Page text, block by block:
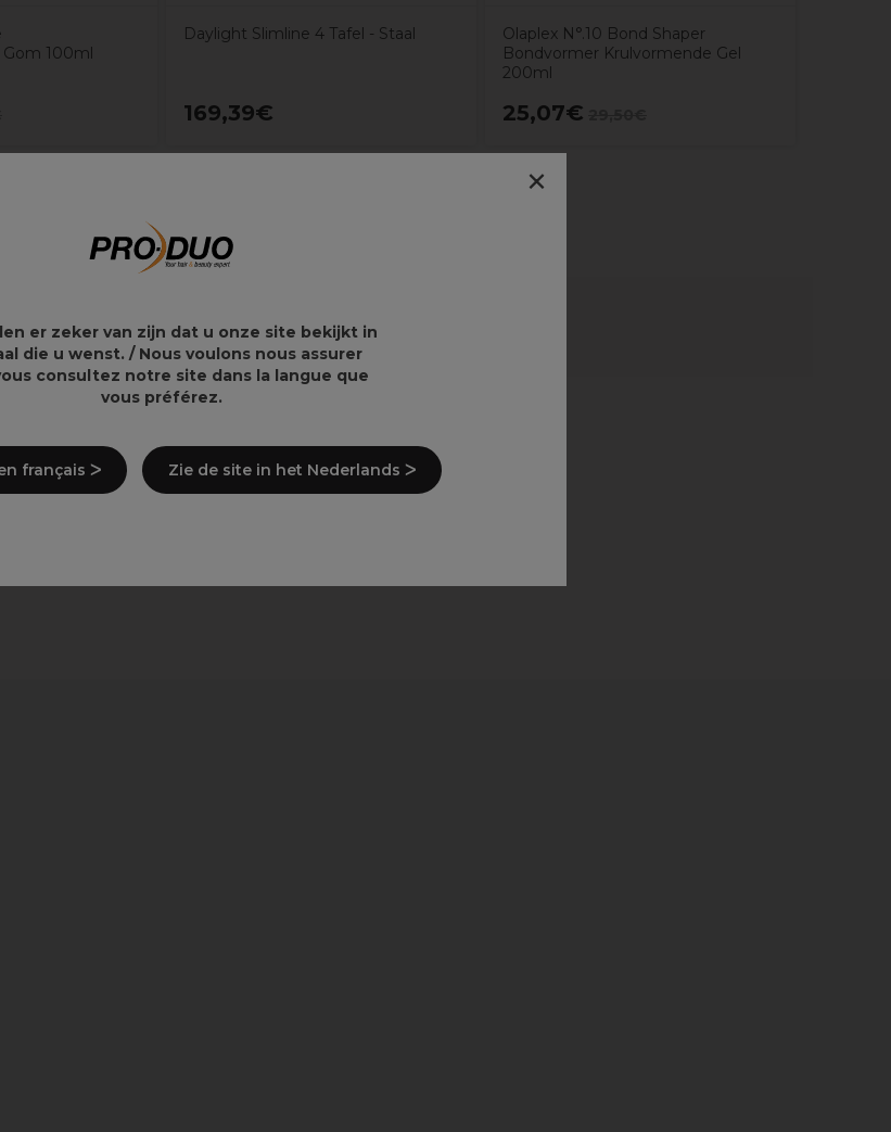
100ml
Daylight Slimline 4 Tafel - Staal
169,39€
Olaplex N°.10 Bond Shaper
Bondvormer Krulvormende Gel
200ml
25,07€
er zeker van zijn dat u onze site bekijkt in
die u wenst. / Nous voulons nous assurer
consultez notre site dans la langue que
vous préférez.
français ᐳ Zie de site in het Nederlands ᐳ
×